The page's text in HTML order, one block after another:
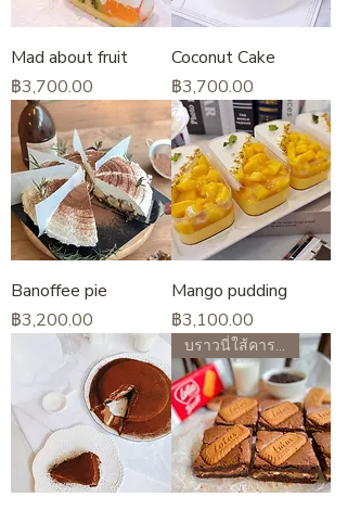
Mad about fruit
ราคา
฿3,700.00
Coconut Cake
ราคา
฿3,700.00
Banoffee pie
ราคา
฿3,200.00
Mango pudding
ราคา
฿3,100.00
บราวนี่ใส้คาราเมลบิสคอฟ